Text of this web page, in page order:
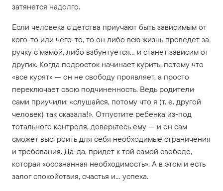
затянется надолго.
Если человека с детства приучают быть зависимым от
кого-то или чего-то, то он либо всю жизнь проведет за
ручку с мамой, либо взбунтуется… и станет зависим от
других. Когда подросток начинает курить, потому что
«все курят» — он не свободу проявляет, а просто
переключает свою подчиненность. Ведь родители
сами приучили: «слушайся, потому что я (т. е. другой
человек) так сказала!». Отпустите ребенка из-под
тотального контроля, доверьтесь ему — и он сам
сможет выстроить для себя необходимые ограничения
и требования. Да-да, придет к той самой свободе,
которая «осознанная необходимость». А в этом и есть
залог спокойствия, счастья и… успеха.